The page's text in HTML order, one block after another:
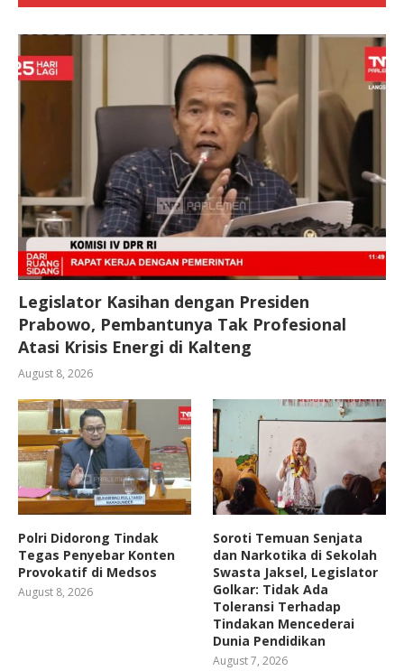
Legislator Kasihan dengan Presiden
Prabowo, Pembantunya Tak Profesional
Atasi Krisis Energi di Kalteng
August 8, 2026
Polri Didorong Tindak
Tegas Penyebar Konten
Provokatif di Medsos
August 8, 2026
Soroti Temuan Senjata
dan Narkotika di Sekolah
Swasta Jaksel, Legislator
Golkar: Tidak Ada
Toleransi Terhadap
Tindakan Mencederai
Dunia Pendidikan
August 7, 2026